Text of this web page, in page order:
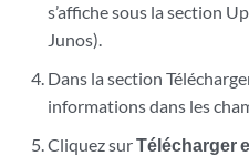
s’affiche sous la section
Junos).
Dans la section
informations dans les
Cliquez surTélécharger